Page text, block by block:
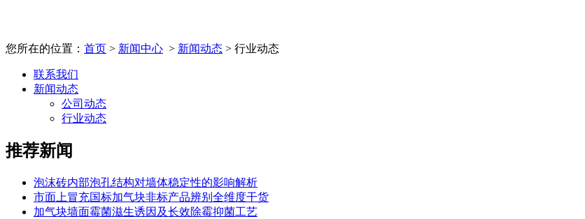
您所在的位置： 首页 > 新闻中心 > 新闻动态 > 行业动态
联系我们
新闻动态
公司动态
行业动态
推荐新闻
泡沫砖内部泡孔结构对墙体稳定性的影响解析
市面上冒充国标加气块非标产品辨别全维度干货
加气块墙面霉菌滋生诱因及长效除霉抑菌工艺